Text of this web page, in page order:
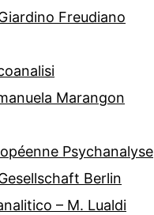
Freudiano
Marangon
Psychanalyse
Berlin
– M. Lualdi